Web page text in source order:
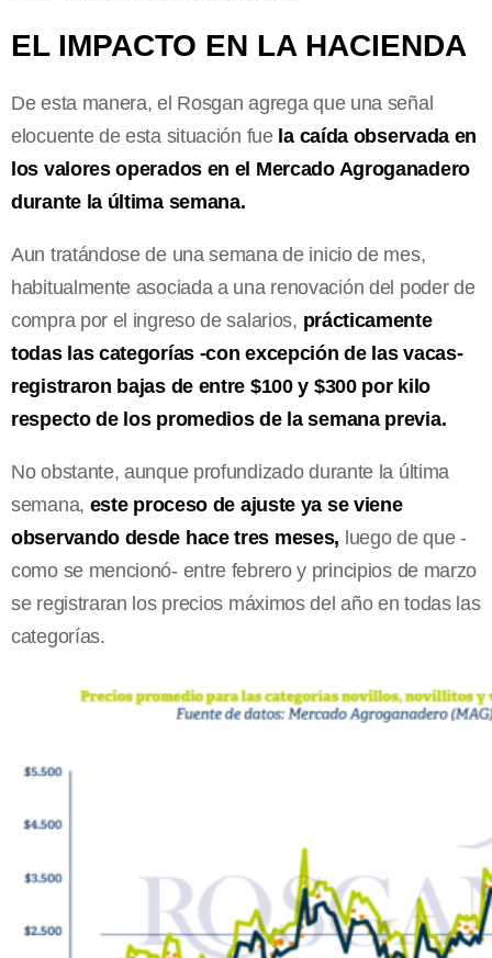
EL IMPACTO EN LA HACIENDA
De esta manera, el Rosgan agrega que una señal
elocuente de esta situación fuela caída observada en
los valores operados en el Mercado Agroganadero
durante la última semana.
Aun tratándose de una semana de inicio de mes,
habitualmente asociada a una renovación del poder de
compra por el ingreso de salarios, prácticamente
todas las categorías -con excepción de las vacas-
registraron bajas de entre $100 y $300 por kilo
respecto de los promedios de la semana previa.
No obstante, aunque profundizado durante la última
semana, este proceso de ajuste ya se viene
observando desde hace tres meses, luego de que -
como se mencionó- entre febrero y principios de marzo
se registraran los precios máximos del año en todas las
categorías.